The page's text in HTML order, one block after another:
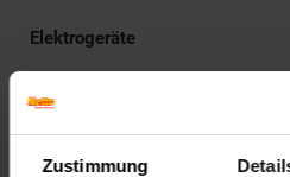
Zustimmung
Elektrogeräte
Energieklasse: E (Auf
Verbrauch) bis G (hoher